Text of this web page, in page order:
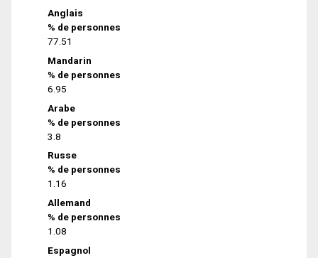
Anglais
% de personnes
77.51
Mandarin
% de personnes
6.95
Arabe
% de personnes
3.8
Russe
% de personnes
1.16
Allemand
% de personnes
1.08
Espagnol